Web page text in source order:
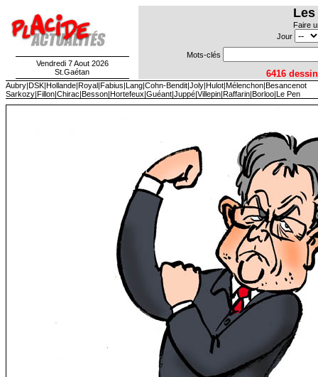
Faire
Jour
Mots-clés
6416
Vendredi 7 Aout 2026
St.Gaétan
Aubry|DSK|Hollande|Royal|Fabius|Lang|Cohn-Bendit|Joly|Hulot|Mélenchon|Besancenot
Sarkozy|Fillon|Chirac|Besson|Hortefeux|Guéant|Juppé|Villepin|Raffarin|Borloo|Le Pen